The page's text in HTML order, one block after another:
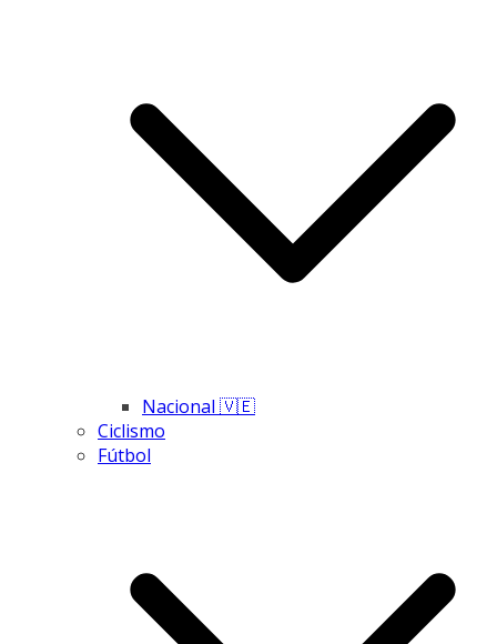
Nacional 🇻🇪
Ciclismo
Fútbol